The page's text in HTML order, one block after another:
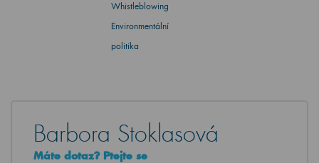
Whistleblowing
Environmentální
politika
Barbora Stoklasová
Máte dotaz? Ptejte se